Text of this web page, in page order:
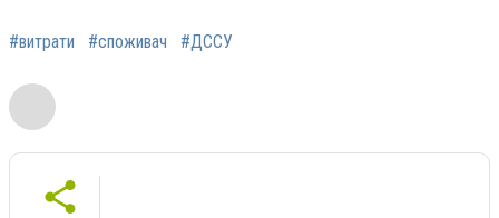
#витрати #споживач #ДССУ